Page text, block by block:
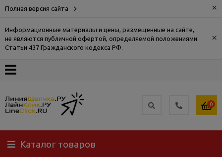
Полная версия сайта ×
Информационные материалы и цены, размещенные на сайте,
не являются публичной офертой, определяемой положениями
Статьи 437 Гражданского кодекса РФ.
×
О
Доставка
Самовывоз
0
Каталог товаров